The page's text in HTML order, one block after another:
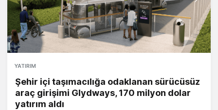
YATIRIM
Şehir içi taşımacılığa odaklanan sürücüsüz
araç girişimi Glydways, 170 milyon dolar
yatırım aldı